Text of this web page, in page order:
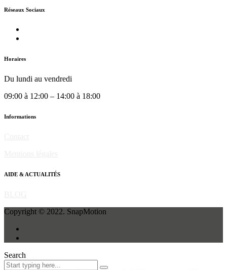
Réseaux Sociaux
Horaires
Du lundi au vendredi
09:00 à 12:00 – 14:00 à 18:00
Informations
AIDE & ACTUALITÉS
Copyright © 2022. SnapMotion
Search